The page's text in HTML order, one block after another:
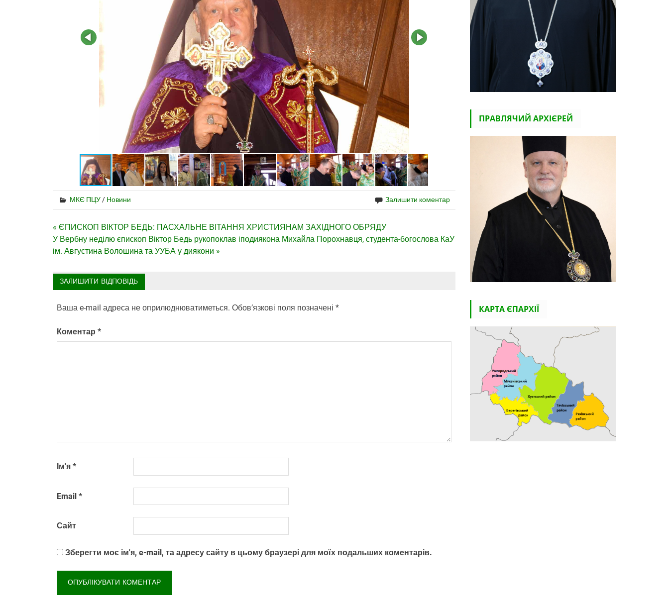
МКЄ ПЦУ/ Новини Залишити коментар
Навігація
записів
« ЄПИСКОП ВІКТОР БЕДЬ: ПАСХАЛЬНЕ ВІТАННЯ ХРИСТИЯНАМ ЗАХІДНОГО ОБРЯДУ
У Вербну неділю єпископ Віктор Бедь рукопоклав іподиякона Михайла Порохнавця, студента-богослова КаУ
ім. Августина Волошина та УУБА у диякони »
ЗАЛИШИТИ ВІДПОВІДЬ
Ваша e-mail адреса не оприлюднюватиметься. Обов’язкові поля позначені *
Коментар *
Ім'я *
Email *
Сайт
Зберегти моє ім'я, e-mail, та адресу сайту в цьому браузері для моїх подальших коментарів.
ПРАВЛЯЧИЙ АРХІЄРЕЙ
КАРТА ЄПАРХІЇ